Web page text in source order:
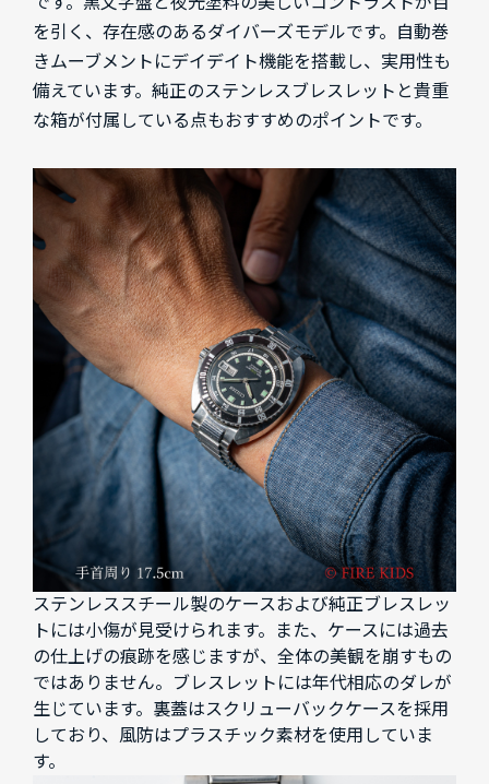
を引く、存在感のあるダイバーズモデルです。自動巻
きムーブメントにデイデイト機能を搭載し、実用性も
備えています。純正のステンレスブレスレットと貴重
な箱が付属している点もおすすめのポイントです。
ステンレススチール製のケースおよび純正ブレスレッ
トには小傷が見受けられます。また、ケースには過去
の仕上げの痕跡を感じますが、全体の美観を崩すもの
ではありません。ブレスレットには年代相応のダレが
生じています。裏蓋はスクリューバックケースを採用
しており、風防はプラスチック素材を使用していま
す。